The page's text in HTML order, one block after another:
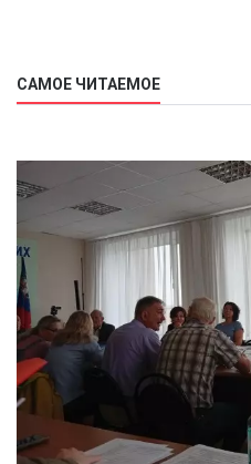
САМОЕ ЧИТАЕМОЕ